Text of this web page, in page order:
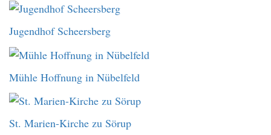
Jugendhof Scheersberg
Mühle Hoffnung in Nübelfeld
St. Marien-Kirche zu Sörup